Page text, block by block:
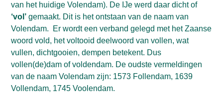
van het huidige Volendam). De IJe werd daar dicht of
‘vol’ gemaakt. Dit is het ontstaan van de naam van
Volendam.
Er wordt een verband gelegd met het Zaanse
woord vold, het voltooid deelwoord van vollen, wat
vullen, dichtgooien, dempen betekent. Dus
vollen(de)dam of voldendam. De oudste vermeldingen
van de naam Volendam zijn: 1573 Follendam, 1639
Vollendam, 1745 Voolendam.